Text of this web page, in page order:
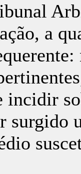
a
incidir
surgido